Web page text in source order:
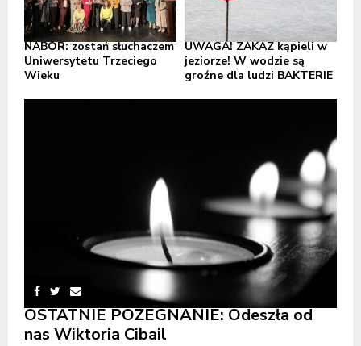
NABÓR: zostań słuchaczem
Uniwersytetu Trzeciego
Wieku
UWAGA! ZAKAZ kąpieli w
jeziorze! W wodzie są
groźne dla ludzi BAKTERIE
OSTATNIE POŻEGNANIE: Odeszła od
nas Wiktoria Cibail